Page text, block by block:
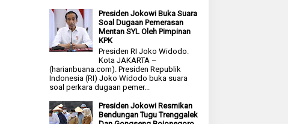
Presiden Jokowi Buka Suara
Soal Dugaan Pemerasan
Mentan SYL Oleh Pimpinan
KPK
Presiden RI Joko Widodo.
Kota JAKARTA –
(harianbuana.com). Presiden Republik
Indonesia (RI) Joko Widodo buka suara
soal perkara dugaan pemer...
Presiden Jokowi Resmikan
Bendungan Tugu Trenggalek